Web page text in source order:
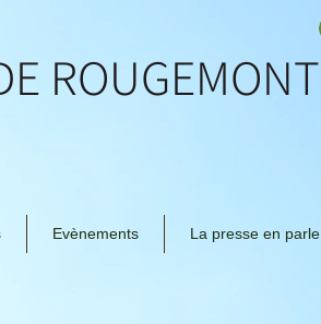
ROUGEMONT
Evènements La presse en parle